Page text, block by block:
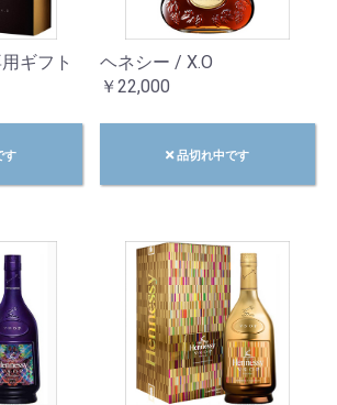
ギフト
す
ヘネシー / X.O
￥22,000
品切れ中です